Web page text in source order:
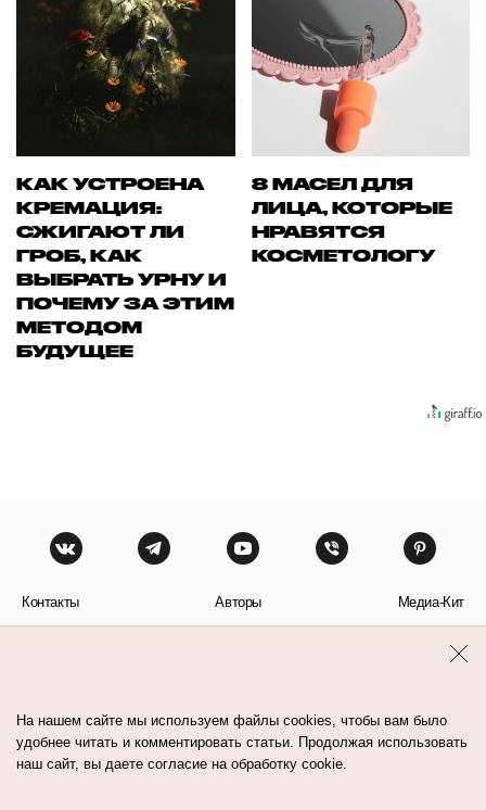
КАК УСТРОЕНА
КРЕМАЦИЯ:
СЖИГАЮТ ЛИ
ГРОБ, КАК
ВЫБРАТЬ УРНУ И
ПОЧЕМУ ЗА ЭТИМ
МЕТОДОМ
БУДУЩЕЕ
8 МАСЕЛ ДЛЯ
ЛИЦА, КОТОРЫЕ
НРАВЯТСЯ
КОСМЕТОЛОГУ
Контакты Авторы Медиа-Кит
На нашем сайте мы используем файлы cookies, чтобы вам было
удобнее читать и комментировать статьи. Продолжая использовать
наш сайт, вы даете согласие на обработку cookie.